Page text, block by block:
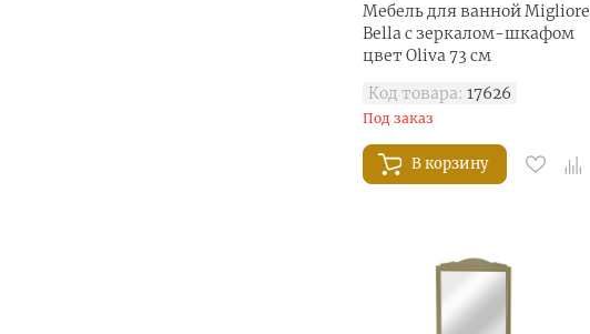
Мебель для ванной Migliore
Bella с зеркалом-шкафом
цвет Oliva 73 см
Код товара: 17626
Под заказ
В корзину